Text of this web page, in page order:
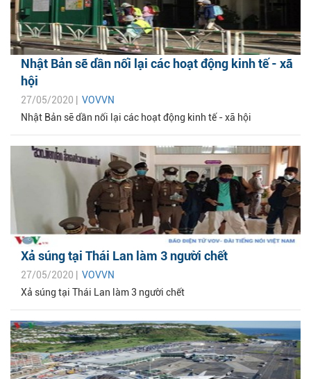
Nhật Bản sẽ dần nối lại các hoạt động kinh tế - xã
hội
27/05/2020 | VOVVN
Nhật Bản sẽ dần nối lại các hoạt động kinh tế - xã hội
Xả súng tại Thái Lan làm 3 người chết
27/05/2020 | VOVVN
Xả súng tại Thái Lan làm 3 người chết